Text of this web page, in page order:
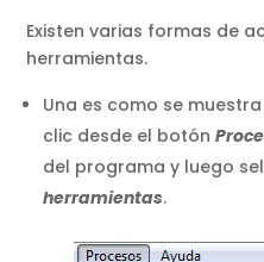
Existen varias formas de
herramientas.
Una es como se
clic desde el botón
del programa y luego
herramientas.